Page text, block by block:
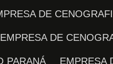
DE
EMPRESA DE
PARANÁ